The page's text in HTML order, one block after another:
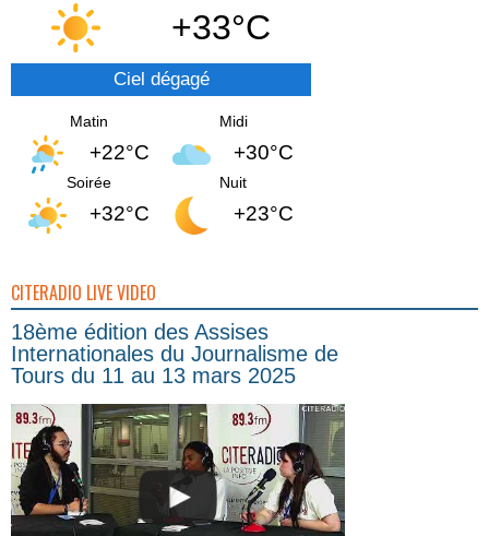
+33°C
Ciel dégagé
Matin
+22°C
Midi
+30°C
Soirée
+32°C
Nuit
+23°C
CITERADIO LIVE VIDEO
18ème édition des Assises
Internationales du Journalisme de
Tours du 11 au 13 mars 2025